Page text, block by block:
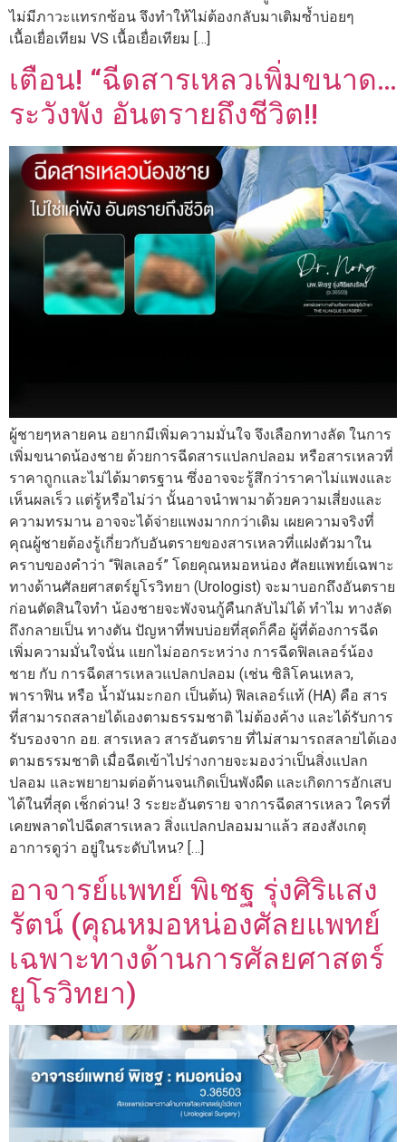
ไม่มีภาวะแทรกซ้อน จึงทำให้ไม่ต้องกลับมาเติมซ้ำบ่อยๆ
เนื้อเยื่อเทียม VS เนื้อเยื่อเทียม […]
เตือน! “ฉีดสารเหลวเพิ่มขนาด…
ระวังพัง อันตรายถึงชีวิต!!
ผู้ชายๆหลายคน อยากมีเพิ่มความมั่นใจ จึงเลือกทางลัด ในการ
เพิ่มขนาดน้องชาย ด้วยการฉีดสารแปลกปลอม หรือสารเหลวที่
ราคาถูกและไม่ได้มาตรฐาน ซึ่งอาจจะรู้สึกว่าราคาไม่แพงและ
เห็นผลเร็ว แต่รู้หรือไม่ว่า นั้นอาจนำพามาด้วยความเสี่ยงและ
ความทรมาน อาจจะได้จ่ายแพงมากกว่าเดิม เผยความจริงที่
คุณผู้ชายต้องรู้เกี่ยวกับอันตรายของสารเหลวที่แฝงตัวมาใน
คราบของคำว่า “ฟิลเลอร์” โดยคุณหมอหน่อง ศัลยแพทย์เฉพาะ
ทางด้านศัลยศาสตร์ยูโรวิทยา (Urologist) จะมาบอกถึงอันตราย
ก่อนตัดสินใจทำ น้องชายจะพังจนกู้คืนกลับไม่ได้ ทำไม ทางลัด
ถึงกลายเป็น ทางตัน ปัญหาที่พบบ่อยที่สุดก็คือ ผู้ที่ต้องการฉีด
เพิ่มความมั่นใจนั่น แยกไม่ออกระหว่าง การฉีดฟิลเลอร์น้อง
ชาย กับ การฉีดสารเหลวแปลกปลอม (เช่น ซิลิโคนเหลว,
พาราฟิน หรือ น้ำมันมะกอก เป็นต้น) ฟิลเลอร์แท้ (HA) คือ สาร
ที่สามารถสลายได้เองตามธรรมชาติ ไม่ต้องค้าง และได้รับการ
รับรองจาก อย. สารเหลว สารอันตราย ที่ไม่สามารถสลายได้เอง
ตามธรรมชาติ เมื่อฉีดเข้าไปร่างกายจะมองว่าเป็นสิ่งแปลก
ปลอม และพยายามต่อต้านจนเกิดเป็นพังผืด และเกิดการอักเสบ
ได้ในที่สุด เช็กด่วน! 3 ระยะอันตราย จาการฉีดสารเหลว ใครที่
เคยพลาดไปฉีดสารเหลว สิ่งแปลกปลอมมาแล้ว สองสังเกตุ
อาการดูว่า อยู่ในระดับไหน? […]
อาจารย์แพทย์ พิเชฐ รุ่งศิริแสง
รัตน์ (คุณหมอหน่องศัลยแพทย์
เฉพาะทางด้านการศัลยศาสตร์
ยูโรวิทยา)